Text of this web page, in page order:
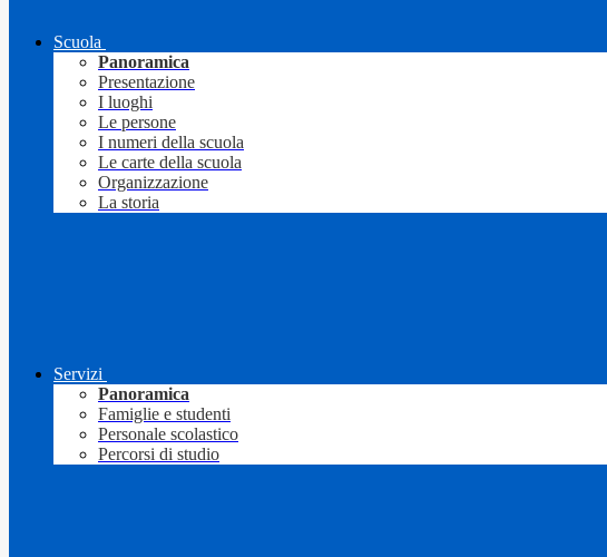
Scuola
Panoramica
Presentazione
I luoghi
Le persone
I numeri della scuola
Le carte della scuola
Organizzazione
La storia
Servizi
Panoramica
Famiglie e studenti
Personale scolastico
Percorsi di studio